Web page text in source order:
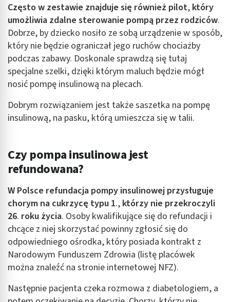
Często w zestawie znajduje się również pilot, który
umożliwia zdalne sterowanie pompą przez rodziców.
Dobrze, by dziecko nosiło ze sobą urządzenie w sposób,
który nie będzie ograniczał jego ruchów chociażby
podczas zabawy. Doskonale sprawdzą się tutaj
specjalne szelki, dzięki którym maluch będzie mógł
nosić pompę insulinową na plecach.
Dobrym rozwiązaniem jest także saszetka na pompę
insulinową, na pasku, którą umieszcza się w talii.
Czy pompa insulinowa jest
refundowana?
W Polsce refundacja pompy insulinowej przysługuje
chorym na cukrzycę typu 1., którzy nie przekroczyli
26. roku życia. Osoby kwalifikujące się do refundacji i
chcące z niej skorzystać powinny zgłosić się do
odpowiedniego ośrodka, który posiada kontrakt z
Narodowym Funduszem Zdrowia (listę placówek
można znaleźć na stronie internetowej NFZ).
Następnie pacjenta czeka rozmowa z diabetologiem, a